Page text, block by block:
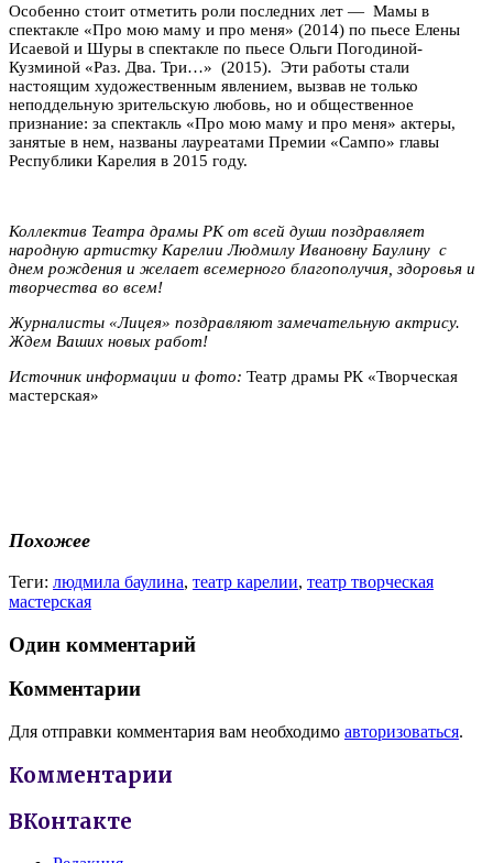
Особенно стоит отметить роли последних лет — Мамы в
спектакле «Про мою маму и про меня» (2014) по пьесе Елены
Исаевой и Шуры в спектакле по пьесе Ольги Погодиной-
Кузминой «Раз. Два. Три…» (2015). Эти работы стали
настоящим художественным явлением, вызвав не только
неподдельную зрительскую любовь, но и общественное
признание: за спектакль «Про мою маму и про меня» актеры,
занятые в нем, названы лауреатами Премии «Сампо» главы
Республики Карелия в 2015 году.
Коллектив Театра драмы РК от всей души поздравляет
народную артистку Карелии Людмилу Ивановну Баулину с
днем рождения и желает всемерного благополучия, здоровья и
творчества во всем!
Журналисты «Лицея» поздравляют замечательную актрису.
Ждем Ваших новых работ!
Источник информации и фото: Театр драмы РК «Творческая
мастерская»
Похожее
Теги: людмила баулина, театр карелии, театр творческая
мастерская
Один комментарий
Комментарии
Для отправки комментария вам необходимо авторизоваться.
Комментарии
ВКонтакте